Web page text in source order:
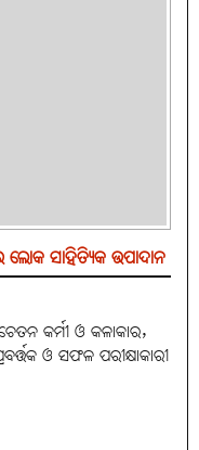
ଲୋକ ସାହିତ୍ୟିକ ଉପାଦାନ
କର୍ମୀ ଓ କଳାକାର,
ଓ ସଫଳ ପରୀକ୍ଷାକାରୀ